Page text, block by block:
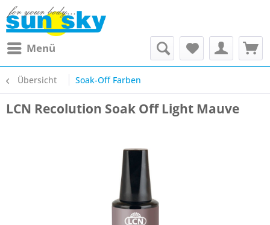
Menü
Übersicht Soak-Off Farben
LCN Recolution Soak Off Light Mauve